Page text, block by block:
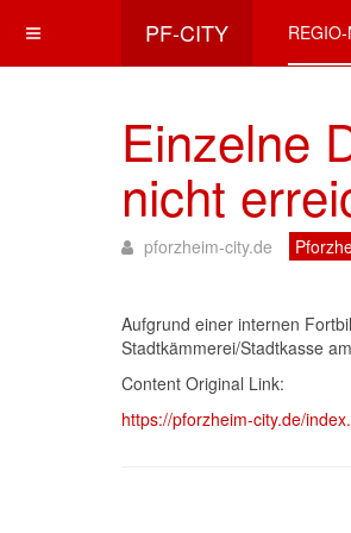
PF-CITY
Einzelne
nicht
pforzheim-city.de
Aufgrund einer internen
Stadtkämmerei/Stadtkasse
Content Original Link:
https://pforzheim-city.de/